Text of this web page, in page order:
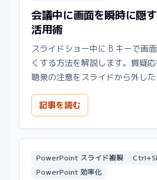
会議中に画面を瞬時に隠
活用術
スライドショー中に B キーで画
くする方法を解説します。質疑
聴衆の注意をスライドから外し
ります。
記事を読む
PowerPoint スライド複製
PowerPoint 効率化